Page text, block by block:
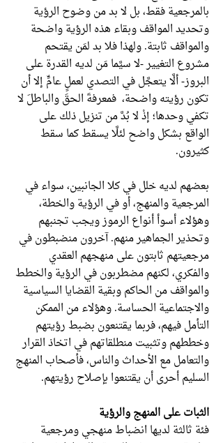
بالمرجعية فقط، بل لا بد من وضوح الرؤية
وتحديد المواقف وبقاء هذه الرؤية واضحة
والمواقف ثابتة. ولهذا فلا بد لمَن يقتحم
مشروع التغيير -لا سيَّما مَن لديه القدرة على
البروز- ألَّا يتعجَّل في التصدي لعملٍ عامٍّ إلا أن
تكون رؤيته واضحة، فمعرفةَ الحقَ والباطلَ لا
تكفي وحدها؛ إذْ لا بُدَّ من تنزيل ذلك على
الواقع بشكل واضح لئلَّا يسقط كما سقط
كثيرون.
بعضهم لديه خلل في كلا الجانبين، سواء في
المرجعية والمنهج، أو في الرؤية والخطة،
وهؤلاء أسوأ أنواع الرموز ويجب تجنبهم
وتحذير الجماهير منهم. آخرون منضبطون في
مرجعيتهم ثابتون على منهجهم العقدي
والفكري، لكنهم مضطربون في الرؤية والخطط
والمواقف من الحاكم وبقية القضايا السياسية
والاجتماعية الحساسة. وهؤلاء من الممكن
التأمل فيهم، فربما يقتنعون بضبط رؤيتهم
وخططهم وتثبيت منطلقاتهم في اتخاذ القرار
والتعامل مع الأحداث والناس، فأصحاب المنهج
السليم أحرى أن يقتنعوا بإصلاح رؤيتهم.
الثبات على المنهج والرؤية
فئة ثالثة لديها انضباط منهجي ومرجعية